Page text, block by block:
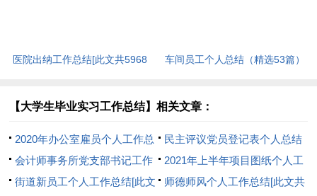
医院出纳工作总结[此文共5968
车间员工个人总结（精选53篇）
【大学生毕业实习工作总结】相关文章：
2020年办公室雇员个人工作总
结[此文共763字]
民主评议党员登记表个人总结
精品[此文共5349字]
会计师事务所党支部书记工作
总结[此文共1316字]
2021年上半年项目图纸个人工
作总结[此文共588字]
街道新员工个人工作总结[此文
师德师风个人工作总结[此文共